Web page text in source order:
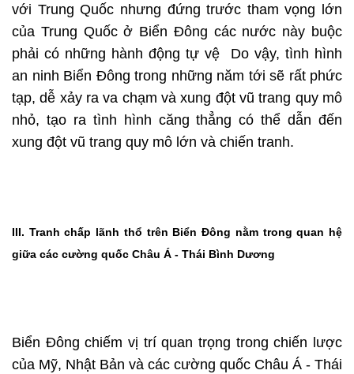
với Trung Quốc nhưng đứng trước tham vọng lớn
của Trung Quốc ở Biển Đông các nước này buộc
phải có những hành động tự vệ Do vậy, tình hình
an ninh Biển Đông trong những năm tới sẽ rất phức
tạp, dễ xảy ra va chạm và xung đột vũ trang quy mô
nhỏ, tạo ra tình hình căng thẳng có thể dẫn đến
xung đột vũ trang quy mô lớn và chiến tranh.
III. Tranh chấp lãnh thổ trên Biển Đông nằm trong quan hệ
giữa các cường quốc Châu Á - Thái Bình Dương
Biển Đông chiếm vị trí quan trọng trong chiến lược
của Mỹ, Nhật Bản và các cường quốc Châu Á - Thái